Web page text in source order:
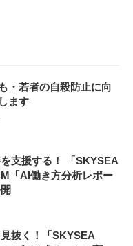
・若者の自殺防止に向
ます
支援する！ 「SKYSEA
「AI働き方分析レポー
抜く！「SKYSEA